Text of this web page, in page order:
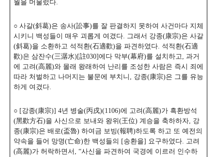
월을 머물렀다.
○ 사갈(斜葛)은 송사(訟事)를 잘 판결하지 못하여 사건마다 지체
시키니 백성들이 매우 괴롭게 여겼다. 그래서 강종(康宗)은 사갈
(斜葛)을 소환하고 석적환(石適歡)을 파견하였다. 석적환(石適
歡)은 삼잔수(三潺水)[註030]에다 막부(幕府)를 설치하고, 과거
에 고려(高麗)와 몰래 왕래하여 난리를 조성한 사람은 즉시 죄에
따라 처벌하고 나머지는 불문에 부치니, 강종(康宗)은 그를 유능
하게 여겼다.
○ [강종(康宗)] 4년 병술(丙戌)(1106)에 고려(高麗)가 흑환방석
(黑歡方石)을 사신으로 보내와 왕위(王位) 계승을 축하하자, 강
종(康宗)은 배로(盃魯) 하여금 보빙(報聘)하도록 하고 또 예전의
약속을 들어 망명(亡命)한 백성들의 [송환을] 요구하였다. 고려
(高麗)가 허락하면서, “사신을 파견하여 국경에 이르러 인수하